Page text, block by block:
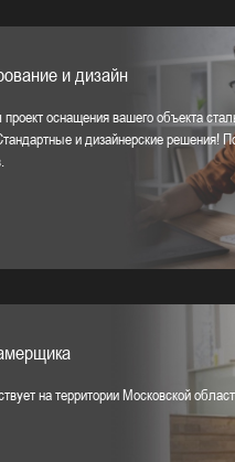
и дизайн
проект оснащения вашего объекта
и дизайнерские решения!
на территории Московской